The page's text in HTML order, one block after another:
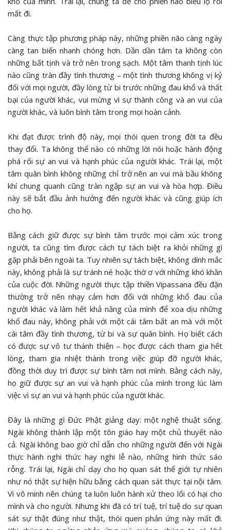
mất đi.
Càng thực tập phương pháp này, những phiền não càng ngày
càng tan biến nhanh chóng hơn. Dần dần tâm ta không còn
những bất tịnh và trở nên trong sạch. Một tâm thanh tịnh lúc
nào cũng tràn đầy tình thương – một tình thương không vị kỷ
đối với mọi người, đầy lòng từ bi trước những đau khổ và thất
bại của người khác, vui mừng vì sự thành công và an vui của
người khác, và luôn bình tâm trong mọi hoàn cảnh.
Khi đạt được trình độ này, mọi thói quen trong đời ta đều
thay đổi. Ta không thể nào có những lời nói hoặc hành động
phá rối sự an vui và hạnh phúc của người khác. Trái lại, một
tâm quân bình không những chỉ trở nên an vui mà bầu không
khí chung quanh cũng tràn ngập sự an vui và hòa hợp. Điều
này sẽ bắt đầu ảnh hưởng đến người khác và cũng giúp ích
cho họ.
Bằng cách giữ được sự bình tâm trước mọi cảm xúc trong
người, ta cũng tìm được cách tự tách biệt ra khỏi những gì
gặp phải bên ngoài ta. Tuy nhiên sự tách biệt, không dính mắc
này, không phải là sự tránh né hoặc thờ ơ với những khó khăn
của cuộc đời. Những người thực tập thiền Vipassana đều đặn
thường trở nên nhạy cảm hơn đối với những khổ đau của
người khác và làm hết khả năng của mình để xoa dịu những
khổ đau này, không phải với một cái tâm bất an mà với một
cái tâm đầy tình thương, từ bi và sự quân bình. Họ biết cách
có được sự vô tư thánh thiện – học được cách tham gia hết
lòng, tham gia nhiệt thành trong việc giúp đỡ người khác,
đồng thời duy trì được sự bình tâm nơi mình. Bằng cách này,
họ giữ được sự an vui và hạnh phúc của mình trong lúc làm
việc vì sự an vui và hạnh phúc của người khác.
Đây là những gì Đức Phật giảng dạy: một nghệ thuật sống.
Ngài không thành lập một tôn giáo hay một chủ thuyết nào
cả. Ngài không bao giờ chỉ dẫn cho những người đến với Ngài
thực hành nghi thức hay nghi lễ nào, những hình thức sáo
rỗng. Trái lại, Ngài chỉ dạy cho họ quan sát thế giới tự nhiên
như nó thật sự hiện hữu bằng cách quan sát thực tại nội tâm.
Vì vô minh nên chúng ta luôn luôn hành xử theo lối có hại cho
mình và cho người. Nhưng khi đã có trí tuệ, trí tuệ do sự quan
sát sự thật đúng như thật, thói quen phản ứng này mất đi.